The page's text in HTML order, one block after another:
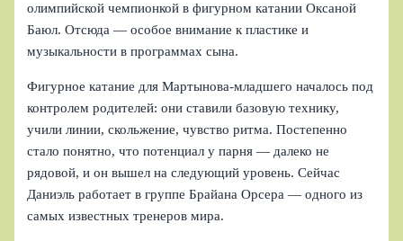
олимпийской чемпионкой в фигурном катании Оксаной
Баюл. Отсюда — особое внимание к пластике и
музыкальности в программах сына.
Фигурное катание для Мартынова-младшего началось под
контролем родителей: они ставили базовую технику,
учили линии, скольжение, чувство ритма. Постепенно
стало понятно, что потенциал у парня — далеко не
рядовой, и он вышел на следующий уровень. Сейчас
Даниэль работает в группе Брайана Орсера — одного из
самых известных тренеров мира.